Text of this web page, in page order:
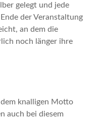
gelegt und jede
der Veranstaltung
an dem die
noch länger ihre
knalligen Motto
auch bei diesem